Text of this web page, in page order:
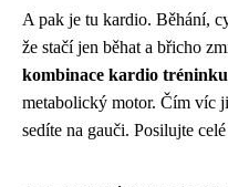
A pak je tu kardio. Běhání,
že stačí jen běhat a břicho
kombinace kardio
metabolický motor. Čím víc
sedíte na gauči. Posilujte